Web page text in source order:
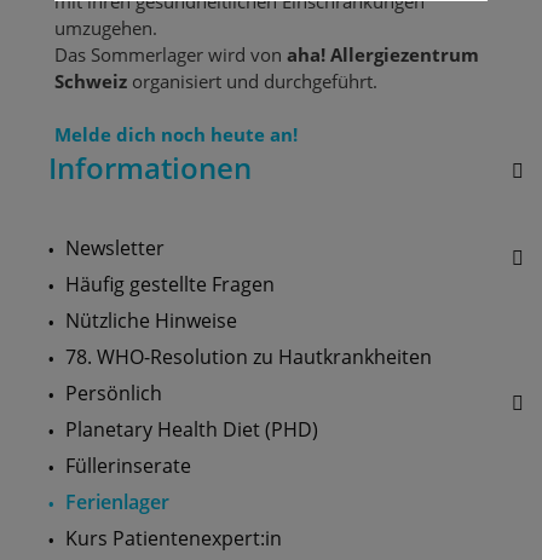
umzugehen.
Das Sommerlager wird von aha! Allergiezentrum
Schweiz organisiert und durchgeführt.
Melde dich noch heute an!
Informationen
Newsletter
Häufig gestellte Fragen
Nützliche Hinweise
78. WHO-Resolution zu Hautkrankheiten
Persönlich
Planetary Health Diet (PHD)
Füllerinserate
Ferienlager
Kurs Patientenexpert:in